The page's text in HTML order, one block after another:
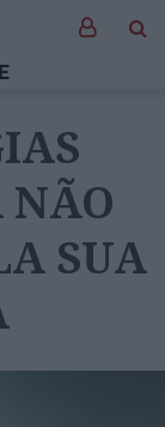
NÃO
SUA